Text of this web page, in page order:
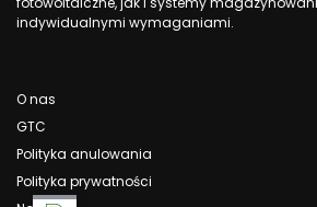
indywidualnymi wymaganiami.
O nas
GTC
Polityka anulowania
Polityka prywatności